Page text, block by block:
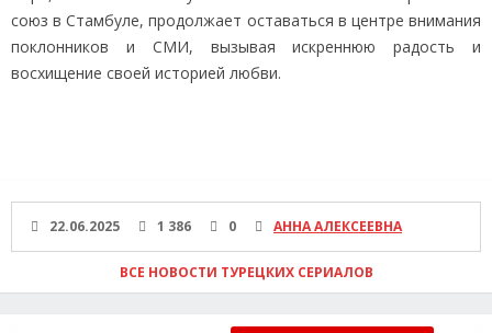
союз в Стамбуле, продолжает оставаться в центре внимания
поклонников и СМИ, вызывая искреннюю радость и
восхищение своей историей любви.
22.06.2025 1 386 0 АННА АЛЕКСЕЕВНА
ВСЕ НОВОСТИ ТУРЕЦКИХ СЕРИАЛОВ